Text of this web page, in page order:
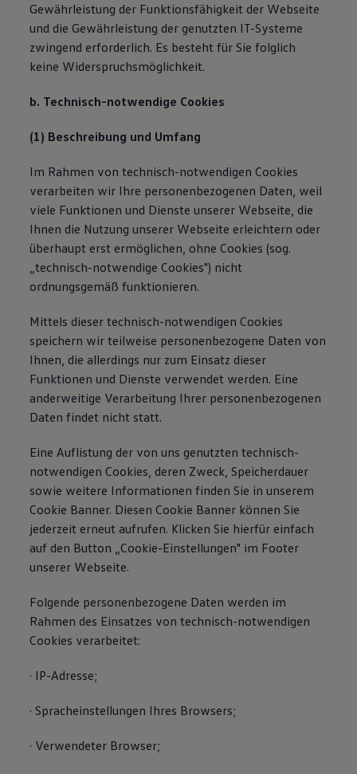
Gewährleistung der Funktionsfähigkeit der Webseite
und die Gewährleistung der genutzten IT-Systeme
zwingend erforderlich. Es besteht für Sie folglich
keine Widerspruchsmöglichkeit.
b. Technisch-notwendige Cookies
(1) Beschreibung und Umfang
Im Rahmen von technisch-notwendigen Cookies
verarbeiten wir Ihre personenbezogenen Daten, weil
viele Funktionen und Dienste unserer Webseite, die
Ihnen die Nutzung unserer Webseite erleichtern oder
überhaupt erst ermöglichen, ohne Cookies (sog.
„technisch-notwendige Cookies") nicht
ordnungsgemäß funktionieren.
Mittels dieser technisch-notwendigen Cookies
speichern wir teilweise personenbezogene Daten von
Ihnen, die allerdings nur zum Einsatz dieser
Funktionen und Dienste verwendet werden. Eine
anderweitige Verarbeitung Ihrer personenbezogenen
Daten findet nicht statt.
Eine Auflistung der von uns genutzten technisch-
notwendigen Cookies, deren Zweck, Speicherdauer
sowie weitere Informationen finden Sie in unserem
Cookie Banner. Diesen Cookie Banner können Sie
jederzeit erneut aufrufen. Klicken Sie hierfür einfach
auf den Button „Cookie-Einstellungen" im Footer
unserer Webseite.
Folgende personenbezogene Daten werden im
Rahmen des Einsatzes von technisch-notwendigen
Cookies verarbeitet:
· IP-Adresse;
· Spracheinstellungen Ihres Browsers;
· Verwendeter Browser;